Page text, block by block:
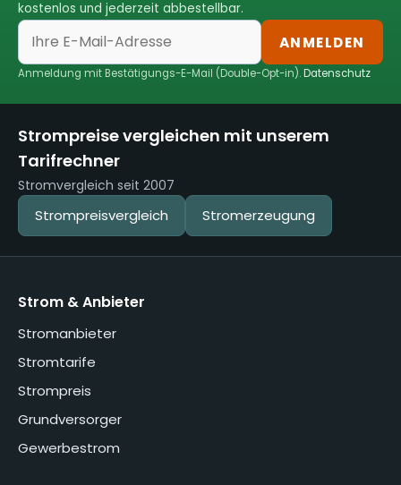
kostenlos und jederzeit abbestellbar.
ANMELDEN
Anmeldung mit Bestätigungs-E-Mail (Double-Opt-in).Datenschutz
Strompreise vergleichen mit unserem
Tarifrechner
Stromvergleich seit 2007
Strompreisvergleich Stromerzeugung
Strom & Anbieter
Stromanbieter
Stromtarife
Strompreis
Grundversorger
Gewerbestrom